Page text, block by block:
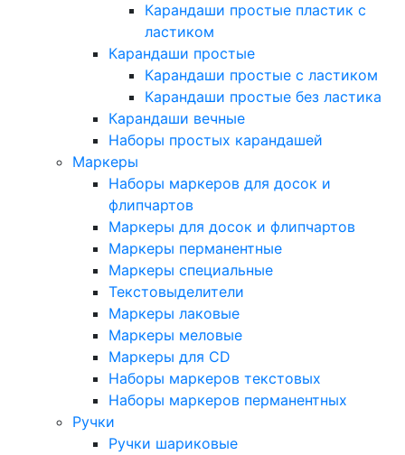
Карандаши простые пластик с
ластиком
Карандаши простые
Карандаши простые с ластиком
Карандаши простые без ластика
Карандаши вечные
Наборы простых карандашей
Маркеры
Наборы маркеров для досок и
флипчартов
Маркеры для досок и флипчартов
Маркеры перманентные
Маркеры специальные
Текстовыделители
Маркеры лаковые
Маркеры меловые
Маркеры для CD
Наборы маркеров текстовых
Наборы маркеров перманентных
Ручки
Ручки шариковые